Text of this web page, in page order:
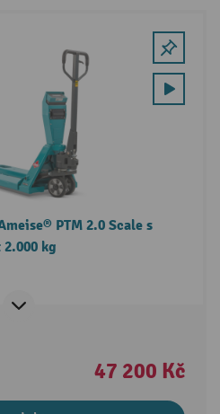
PTM 2.0 Scale s
kg
47 200 Kč